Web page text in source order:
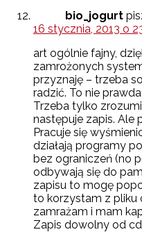
bio_jogurt
16 stycznia, 2013 o
art ogólnie fajny,
zamrożonych
przyznaję – trzeba
radzić. To nie
Trzeba tylko
następuje zapis. Ale
Pracuje się
działają programy
bez ograniczeń (no
odbywają się do
zapisu to mogę
to korzystam z pliku
zamrażam i mam
Zapis dowolny od